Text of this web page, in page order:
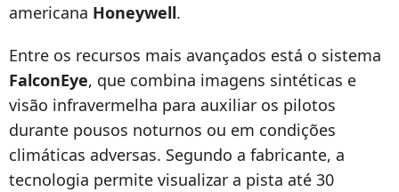
americana Honeywell.
Entre os recursos mais avançados está o sistema
FalconEye, que combina imagens sintéticas e
visão infravermelha para auxiliar os pilotos
durante pousos noturnos ou em condições
climáticas adversas. Segundo a fabricante, a
tecnologia permite visualizar a pista até 30